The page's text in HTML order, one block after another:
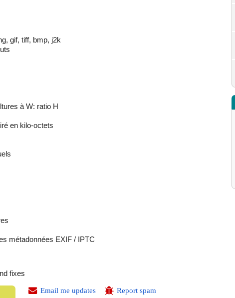
gif, tiff, bmp, j2k
à W: ratio H
en kilo-octets
métadonnées EXIF ​​/ IPTC
fixes
Email me updates
Report spam